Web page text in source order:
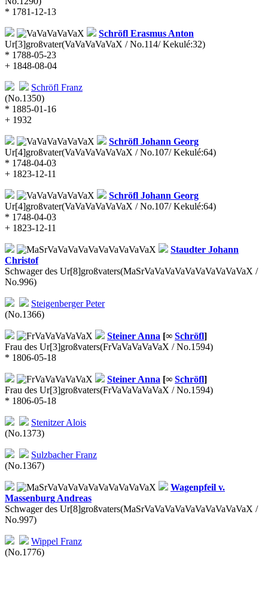
* 1781-12-13
Schröfl Erasmus Anton
Ur[3]großvater(VaVaVaVaVaX / No.114/ Kekulé:32)
* 1788-05-23
+ 1848-08-04
Schröfl Franz
(No.1350)
* 1885-01-16
+ 1932
Schröfl Johann Georg
Ur[4]großvater(VaVaVaVaVaVaX / No.107/ Kekulé:64)
* 1748-04-03
+ 1823-12-11
Schröfl Johann Georg
Ur[4]großvater(VaVaVaVaVaVaX / No.107/ Kekulé:64)
* 1748-04-03
+ 1823-12-11
Staudter Johann
Christof
Schwager des Ur[8]großvaters(MaSrVaVaVaVaVaVaVaVaVaVaX /
No.996)
SteigenbergerPeter
(No.1366)
Steiner Anna [∞ Schröfl]
Frau des Ur[3]großvaters(FrVaVaVaVaVaX / No.1594)
* 1806-05-18
Steiner Anna [∞ Schröfl]
Frau des Ur[3]großvaters(FrVaVaVaVaVaX / No.1594)
* 1806-05-18
StenitzerAlois
(No.1373)
SulzbacherFranz
(No.1367)
Wagenpfeil v.
Massenburg Andreas
Schwager des Ur[8]großvaters(MaSrVaVaVaVaVaVaVaVaVaVaX /
No.997)
Wippel Franz
(No.1776)